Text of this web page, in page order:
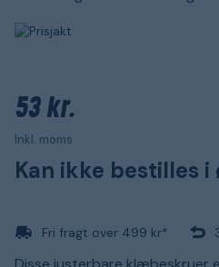
53 kr.
Inkl. moms
Kan ikke bestilles
Fri fragt over 499 kr*